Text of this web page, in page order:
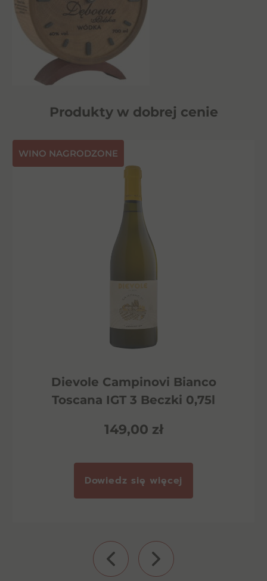
Produkty w dobrej cenie
⁠WINO NAGRODZONE
Dievole Campinovi Bianco
Toscana IGT 3 Beczki 0,75l
149,00 zł
Dowiedz się więcej